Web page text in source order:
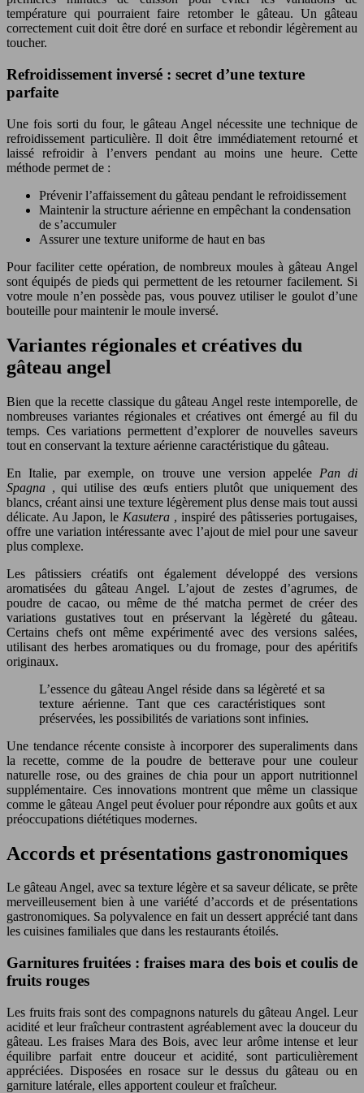
température qui pourraient faire retomber le gâteau. Un gâteau
correctement cuit doit être doré en surface et rebondir légèrement au
toucher.
Refroidissement inversé : secret d’une texture
parfaite
Une fois sorti du four, le gâteau Angel nécessite une technique de
refroidissement particulière. Il doit être immédiatement retourné et
laissé refroidir à l’envers pendant au moins une heure. Cette
méthode permet de :
Prévenir l’affaissement du gâteau pendant le refroidissement
Maintenir la structure aérienne en empêchant la condensation
de s’accumuler
Assurer une texture uniforme de haut en bas
Pour faciliter cette opération, de nombreux moules à gâteau Angel
sont équipés de pieds qui permettent de les retourner facilement. Si
votre moule n’en possède pas, vous pouvez utiliser le goulot d’une
bouteille pour maintenir le moule inversé.
Variantes régionales et créatives du
gâteau angel
Bien que la recette classique du gâteau Angel reste intemporelle, de
nombreuses variantes régionales et créatives ont émergé au fil du
temps. Ces variations permettent d’explorer de nouvelles saveurs
tout en conservant la texture aérienne caractéristique du gâteau.
En Italie, par exemple, on trouve une version appelée Pan di
Spagna , qui utilise des œufs entiers plutôt que uniquement des
blancs, créant ainsi une texture légèrement plus dense mais tout aussi
délicate. Au Japon, le Kasutera , inspiré des pâtisseries portugaises,
offre une variation intéressante avec l’ajout de miel pour une saveur
plus complexe.
Les pâtissiers créatifs ont également développé des versions
aromatisées du gâteau Angel. L’ajout de zestes d’agrumes, de
poudre de cacao, ou même de thé matcha permet de créer des
variations gustatives tout en préservant la légèreté du gâteau.
Certains chefs ont même expérimenté avec des versions salées,
utilisant des herbes aromatiques ou du fromage, pour des apéritifs
originaux.
L’essence du gâteau Angel réside dans sa légèreté et sa
texture aérienne. Tant que ces caractéristiques sont
préservées, les possibilités de variations sont infinies.
Une tendance récente consiste à incorporer des superaliments dans
la recette, comme de la poudre de betterave pour une couleur
naturelle rose, ou des graines de chia pour un apport nutritionnel
supplémentaire. Ces innovations montrent que même un classique
comme le gâteau Angel peut évoluer pour répondre aux goûts et aux
préoccupations diététiques modernes.
Accords et présentations gastronomiques
Le gâteau Angel, avec sa texture légère et sa saveur délicate, se prête
merveilleusement bien à une variété d’accords et de présentations
gastronomiques. Sa polyvalence en fait un dessert apprécié tant dans
les cuisines familiales que dans les restaurants étoilés.
Garnitures fruitées : fraises mara des bois et coulis de
fruits rouges
Les fruits frais sont des compagnons naturels du gâteau Angel. Leur
acidité et leur fraîcheur contrastent agréablement avec la douceur du
gâteau. Les fraises Mara des Bois, avec leur arôme intense et leur
équilibre parfait entre douceur et acidité, sont particulièrement
appréciées. Disposées en rosace sur le dessus du gâteau ou en
garniture latérale, elles apportent couleur et fraîcheur.